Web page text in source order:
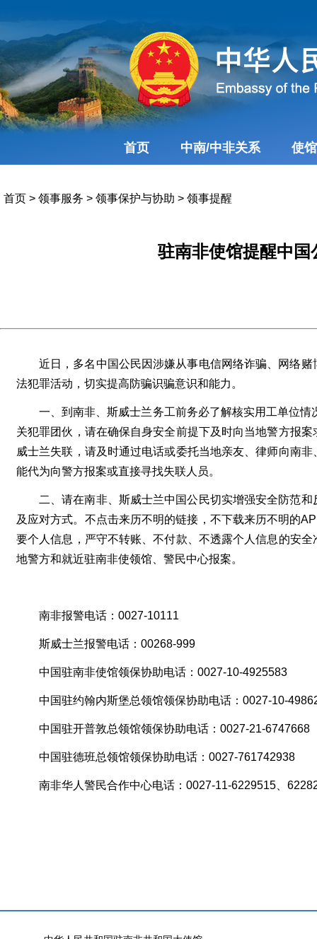
首页 中南/中非关系 使
首页 > 领事服务 > 领事保护与协助 > 领事提醒
驻南非使馆提醒中
近日，多名中国公民因涉嫌从事电信网络诈骗、网络
法犯罪活动，切实提高防骗识骗意识和能力。
一、到南非、斯威士兰务工前务必了解核实用工单位情
关犯罪团伙，请在确保自身安全前提下及时向当地警方报
威士兰失联，请及时通过电话或委托当地亲友、律师向南
能代为向警方报案或直接寻找失联人员。
二、请在南非、斯威士兰中国公民切实增强安全防范
及应对方式。不点击来历不明的链接，不下载来历不明的
要个人信息，严守不转账、不付款、不透露个人信息的安
地警方和就近驻南非使领馆、警民中心报案。
南非报警电话：0027-10111
斯威士兰报警电话：00268-999
中国驻南非使馆领保协助电话：0027-10-4925583
中国驻约翰内斯堡总领馆领保协助电话：0027-10-
中国驻开普敦总领馆领保协助电话：0027-21-6747668
中国驻德班总领馆领保协助电话：0027-761742938
南非华人警民合作中心电话：0027-11-6229515、